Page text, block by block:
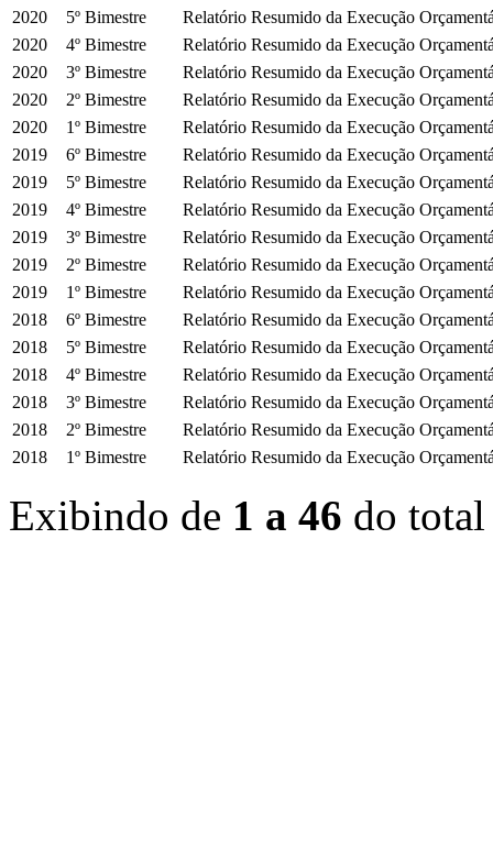
2020
5º Bimestre
Relatório Resumido da Execução
2020
4º Bimestre
Relatório Resumido da Execução
2020
3º Bimestre
Relatório Resumido da Execução
2020
2º Bimestre
Relatório Resumido da Execução
2020
1º Bimestre
Relatório Resumido da Execução
2019
6º Bimestre
Relatório Resumido da Execução
2019
5º Bimestre
Relatório Resumido da Execução
2019
4º Bimestre
Relatório Resumido da Execução
2019
3º Bimestre
Relatório Resumido da Execução
2019
2º Bimestre
Relatório Resumido da Execução
2019
1º Bimestre
Relatório Resumido da Execução
2018
6º Bimestre
Relatório Resumido da Execução
2018
5º Bimestre
Relatório Resumido da Execução
2018
4º Bimestre
Relatório Resumido da Execução
2018
3º Bimestre
Relatório Resumido da Execução
2018
2º Bimestre
Relatório Resumido da Execução
2018
1º Bimestre Relatório Resumido da Execução
Exibindo de 1 a 46 do